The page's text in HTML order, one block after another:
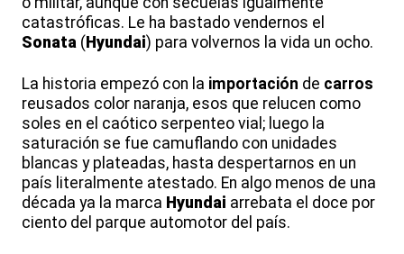
catastróficas. Le ha bastado vendernos el
Sonata ( Hyundai) para volvernos la vida un ocho.
La historia empezó con la importación de carros
reusados color naranja, esos que relucen como
soles en el caótico serpenteo vial; luego la
saturación se fue camuflando con unidades
blancas y plateadas, hasta despertarnos en un
país literalmente atestado. En algo menos de una
década ya la marca Hyundai arrebata el doce por
ciento del parque automotor del país.